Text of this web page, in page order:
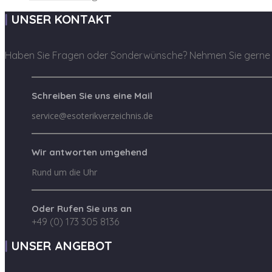
UNSER KONTAKT
Haben Sie Fragen oder Sonderwünsche? Nehmen Sie
Schreiben Sie uns eine Mail
service@esoterikverzeichnis.de
Wir antworten umgehend
Rund um die Uhr
Oder Rufen Sie uns an
+49 (0) 173 305 8136
UNSER ANGEBOT